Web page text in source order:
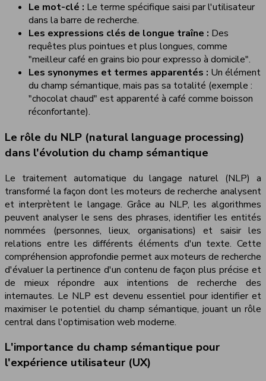
Le mot-clé : Le terme spécifique saisi par l'utilisateur
dans la barre de recherche.
Les expressions clés de longue traîne : Des
requêtes plus pointues et plus longues, comme
"meilleur café en grains bio pour expresso à domicile".
Les synonymes et termes apparentés : Un élément
du champ sémantique, mais pas sa totalité (exemple :
"chocolat chaud" est apparenté à café comme boisson
réconfortante).
Le rôle du NLP (natural language processing)
dans l'évolution du champ sémantique
Le traitement automatique du langage naturel (NLP) a
transformé la façon dont les moteurs de recherche analysent
et interprètent le langage. Grâce au NLP, les algorithmes
peuvent analyser le sens des phrases, identifier les entités
nommées (personnes, lieux, organisations) et saisir les
relations entre les différents éléments d'un texte. Cette
compréhension approfondie permet aux moteurs de recherche
d'évaluer la pertinence d'un contenu de façon plus précise et
de mieux répondre aux intentions de recherche des
internautes. Le NLP est devenu essentiel pour identifier et
maximiser le potentiel du champ sémantique, jouant un rôle
central dans l'optimisation web moderne.
L'importance du champ sémantique pour
l'expérience utilisateur (UX)